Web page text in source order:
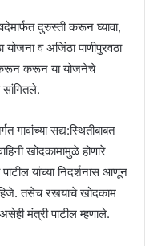
दुरुस्ती करून घ्यावा,
योजना व अजिंठा पाणीपुरवठा
करून करून या योजनेचे
गावांच्या सद्य:स्थितीबाबत
खोदकामामुळे होणारे
यांच्या निदर्शनास आणून
तसेच रस्त्याचे खोदकाम
मंत्री पाटील म्हणाले.